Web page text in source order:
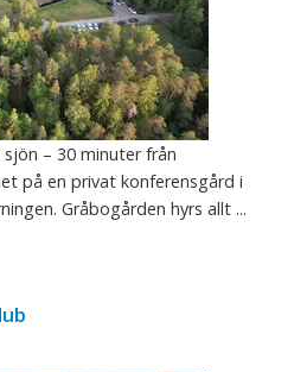
– 30 minuter från
på en privat konferensgård i
Gråbogården hyrs allt ...